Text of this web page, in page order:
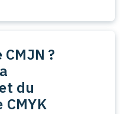
CMJN ?
du